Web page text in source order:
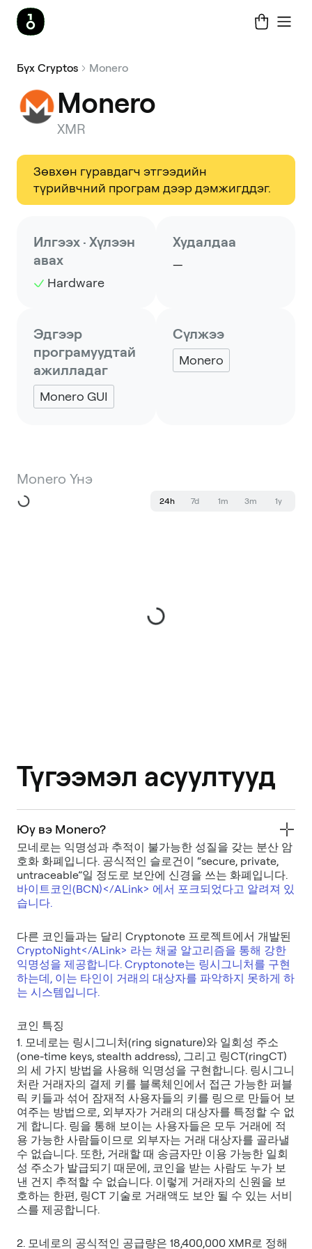
Бүх Cryptos Monero
Monero
XMR
Зөвхөн гуравдагч этгээдийн
түрийвчний програм дээр дэмжигддэг.
Илгээх · Хүлээн
авах
Hardware
Худалдаа
—
Эдгээр
програмуудтай
ажилладаг
Monero GUI
Сүлжээ
Monero
Monero Үнэ
24h 7d 1m 3m 1y
Түгээмэл асуултууд
Юу вэ Monero?
모네로는 익명성과 추적이 불가능한 성질을 갖는 분산 암
호화 화폐입니다. 공식적인 슬로건이 “secure, private,
untraceable”일 정도로 보안에 신경을 쓰는 화폐입니다.
바이트코인(BCN)</ALink> 에서 포크되었다고 알려져 있
다른 코인들과는 달리 Cryptonote 프로젝트에서 개발된
CryptoNight</ALink> 라는 채굴 알고리즘을 통해 강한
익명성을 제공합니다. Cryptonote는 링시그니처를 구현
하는데, 이는 타인이 거래의 대상자를 파악하지 못하게 하
1. 모네로는 링시그니처(ring signature)와 일회성 주소
(one-time keys, stealth address), 그리고 링CT(ringCT)
의 세 가지 방법을 사용해 익명성을 구현합니다. 링시그니
처란 거래자의 결제 키를 블록체인에서 접근 가능한 퍼블
릭 키들과 섞어 잠재적 사용자들의 키를 링으로 만들어 보
여주는 방법으로, 외부자가 거래의 대상자를 특정할 수 없
게 합니다. 링을 통해 보이는 사용자들은 모두 거래에 적
용 가능한 사람들이므로 외부자는 거래 대상자를 골라낼
수 없습니다. 또한, 거래할 때 송금자만 이용 가능한 일회
성 주소가 발급되기 때문에, 코인을 받는 사람도 누가 보
낸 건지 추적할 수 없습니다. 이렇게 거래자의 신원을 보
호하는 한편, 링CT 기술로 거래액도 보안 될 수 있는 서비
2. 모네로의 공식적인 공급량은 18,400,000 XMR로 정해